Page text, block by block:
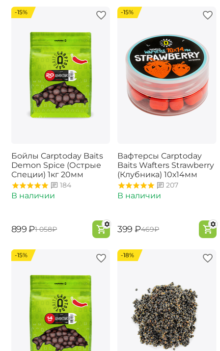
-15%
Бойлы Carptoday Baits
Demon Spice (Острые
Специи) 1кг 20мм
184
В наличии
‍899‍ ₽‍1 058‍₽
-15%
Вафтерсы Carptoday
Baits Wafters Strawberry
(Клубника) 10х14мм
207
В наличии
‍399‍ ₽‍469‍₽
-15% -18%